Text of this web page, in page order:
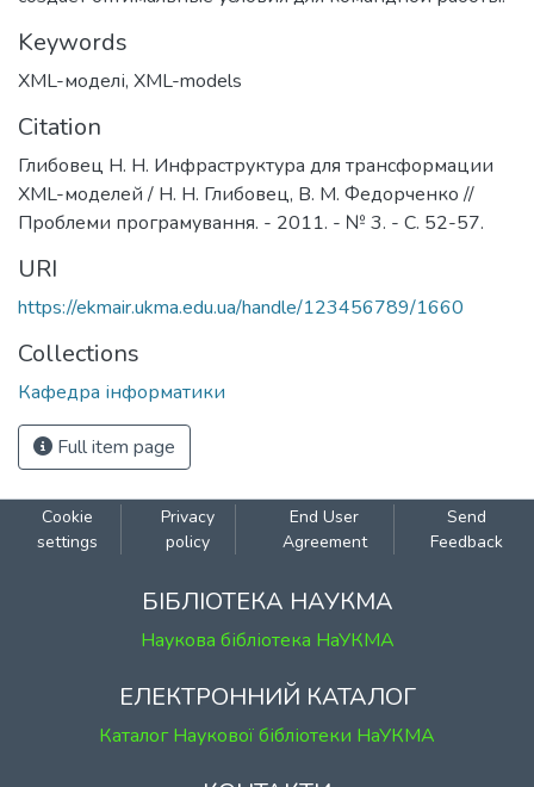
Keywords
XML-моделі, XML-models
Citation
Глибовец Н. Н. Инфраструктура для трансформации
XML-моделей / Н. Н. Глибовец, В. М. Федорченко //
Проблеми програмування. - 2011. - № 3. - С. 52-57.
URI
https://ekmair.ukma.edu.ua/handle/123456789/1660
Collections
Кафедра інформатики
Full item page
Cookie
settings
Privacy
policy
End User
Agreement
Send
Feedback
БІБЛІОТЕКА НАУКМА
Наукова бібліотека НаУКМА
ЕЛЕКТРОННИЙ КАТАЛОГ
Каталог Наукової бібліотеки НаУКМА